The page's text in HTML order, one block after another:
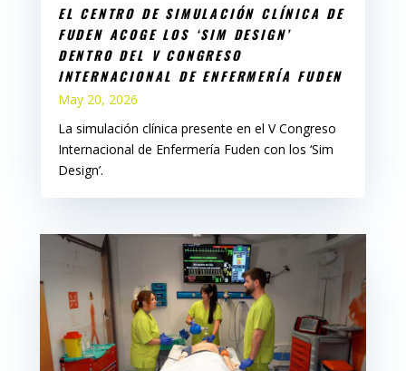
EL CENTRO DE SIMULACIÓN CLÍNICA DE
FUDEN ACOGE LOS ‘SIM DESIGN’
DENTRO DEL V CONGRESO
INTERNACIONAL DE ENFERMERÍA FUDEN
May 20, 2026
La simulación clínica presente en el V Congreso
Internacional de Enfermería Fuden con los ‘Sim
Design’.